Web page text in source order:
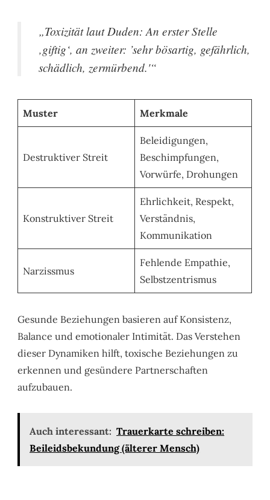
„Toxizität laut Duden: An erster Stelle
‚giftig‘, an zweiter: ’sehr bösartig, gefährlich,
schädlich, zermürbend.'“
Muster Merkmale
Destruktiver Streit
Beleidigungen,
Beschimpfungen,
Vorwürfe, Drohungen
Konstruktiver Streit
Ehrlichkeit, Respekt,
Verständnis,
Kommunikation
Narzissmus
Fehlende Empathie,
Selbstzentrismus
Gesunde Beziehungen basieren auf Konsistenz,
Balance und emotionaler Intimität. Das Verstehen
dieser Dynamiken hilft, toxische Beziehungen zu
erkennen und gesündere Partnerschaften
aufzubauen.
Auch interessant: Trauerkarte schreiben:
Beileidsbekundung (älterer Mensch)